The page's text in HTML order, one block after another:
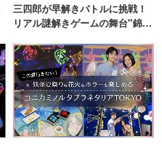
三四郎が早解きバトルに挑戦！
リアル謎解きゲームの舞台"錦糸